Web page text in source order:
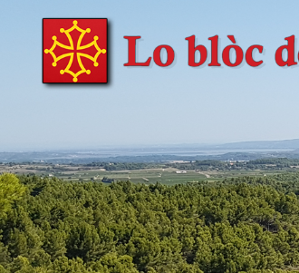
País Nòstre
Paratge e Convivència